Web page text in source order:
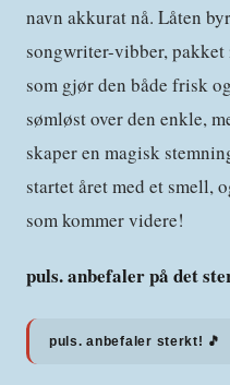
navn akkurat nå. Låten
songwriter-vibber,
som gjør den både frisk
sømløst over den enkle,
skaper en magisk
startet året med et smell,
som kommer videre!
puls. anbefaler på det
puls. anbefaler sterkt! 🎵